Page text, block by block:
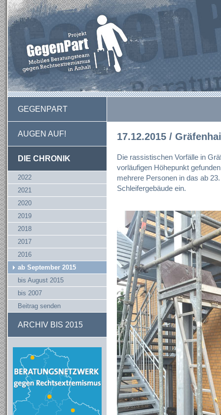
GEGENPART
AUGEN AUF!
DIE CHRONIK
2022
2021
2020
2019
2018
2017
2016
ab September 2015
bis August 2015
bis 2007
Beitrag senden
ARCHIV BIS 2015
17.12.2015 /
Die rassistischen Vorfälle in
vorläufigen Höhepunkt
mehrere Personen in das ab
Schleifergebäude ein.